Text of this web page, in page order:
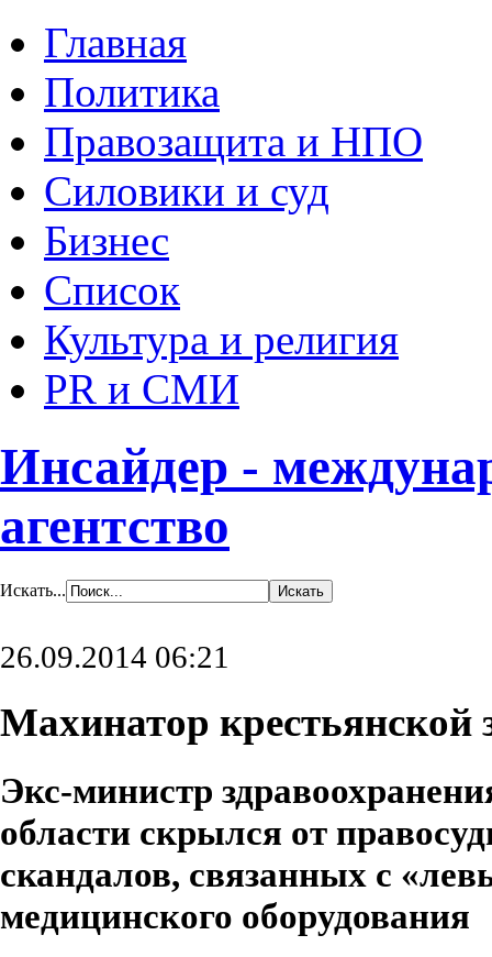
Главная
Политика
Правозащита и НПО
Силовики и суд
Бизнес
Список
Культура и религия
PR и СМИ
Инсайдер -
агентство
Искать...
26.09.2014 06:21
Махинатор крестьянской
Экс-министр
области скрылся от
скандалов, связанных с
медицинского оборудования